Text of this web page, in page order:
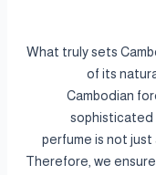
What truly sets
of its
Cambodian
sophisticated
perfume is not just
Therefore, we